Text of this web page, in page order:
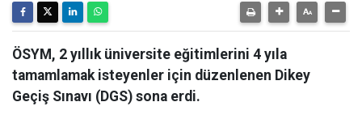
ÖSYM, 2 yıllık üniversite eğitimlerini 4 yıla
tamamlamak isteyenler için düzenlenen Dikey
Geçiş Sınavı (DGS) sona erdi.